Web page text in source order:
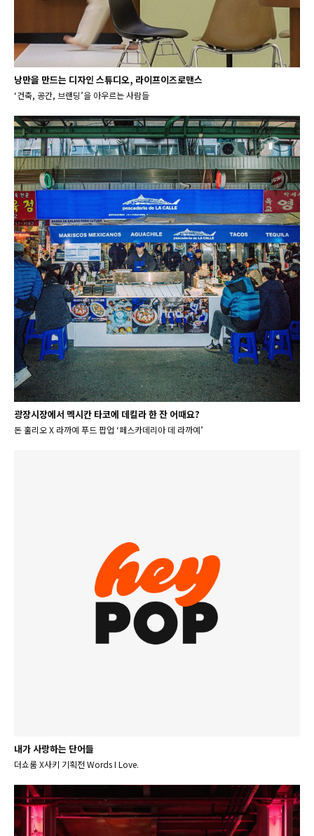
낭만을 만드는 디자인 스튜디오, 라이프이즈로맨스
‘건축, 공간, 브랜딩’을 아우르는 사람들
광장시장에서 멕시칸 타코에 데킬라 한 잔 어때요?
돈 훌리오 X 라까예 푸드 팝업 ‘페스카데리아 데 라까예’
내가 사랑하는 단어들
더쇼룸 X사키 기획전 Words I Love.